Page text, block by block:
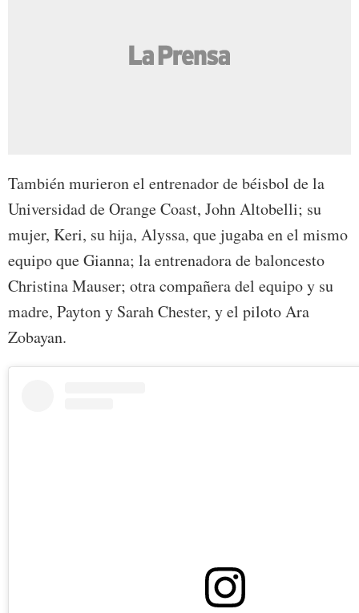
También murieron el entrenador de béisbol de la
Universidad de Orange Coast, John Altobelli; su
mujer, Keri, su hija, Alyssa, que jugaba en el mismo
equipo que Gianna; la entrenadora de baloncesto
Christina Mauser; otra compañera del equipo y su
madre, Payton y Sarah Chester, y el piloto Ara
Zobayan.